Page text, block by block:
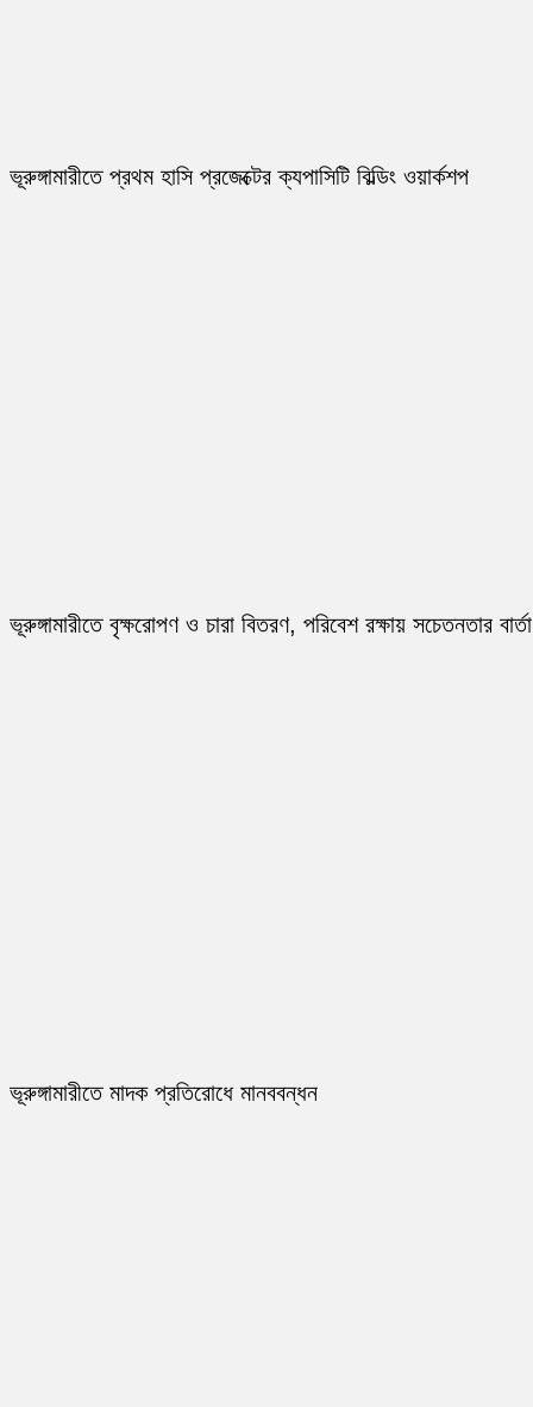
ভূরুঙ্গামারীতে প্রথম হাসি প্রজেক্টের ক্যপাসিটি বিল্ডিং ওয়ার্কশপ
ভূরুঙ্গামারীতে বৃক্ষরোপণ ও চারা বিতরণ, পরিবেশ রক্ষায় সচেতনতার বার্তা
ভূরুঙ্গামারীতে মাদক প্রতিরোধে মানববন্ধন